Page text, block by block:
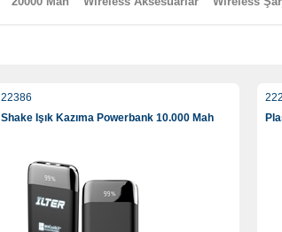
22386
Shake Işık Kazıma Powerbank 10.000 Mah